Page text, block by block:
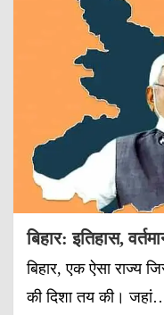
बिहार: इतिहास,
बिहार, एक ऐसा राज्य
की दिशा तय की।